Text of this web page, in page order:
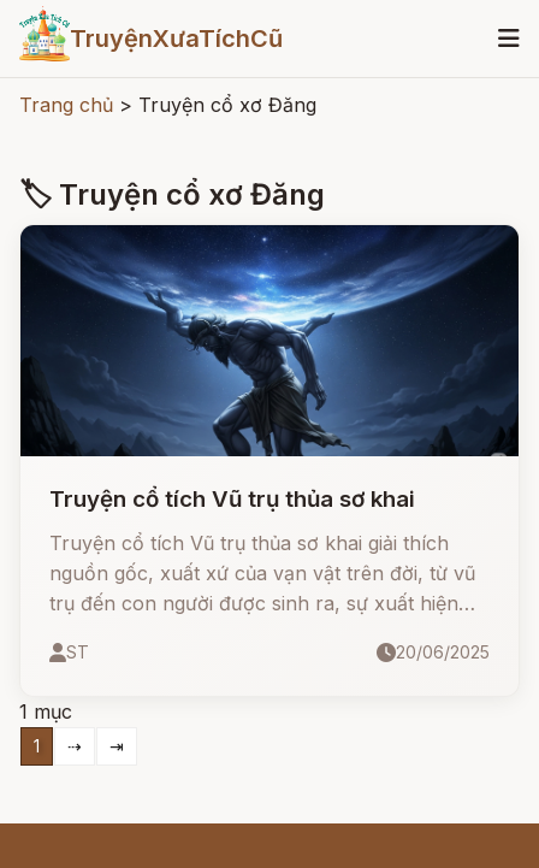
TruyệnXưaTíchCũ
Trang chủ > Truyện cổ xơ Đăng
🏷 Truyện cổ xơ Đăng
Truyện cổ tích Vũ trụ thủa sơ khai
Truyện cổ tích Vũ trụ thủa sơ khai giải thích
nguồn gốc, xuất xứ của vạn vật trên đời, từ vũ
trụ đến con người được sinh ra, sự xuất hiện
ST 20/06/2025
1 mục
1 ⇢ ⇥